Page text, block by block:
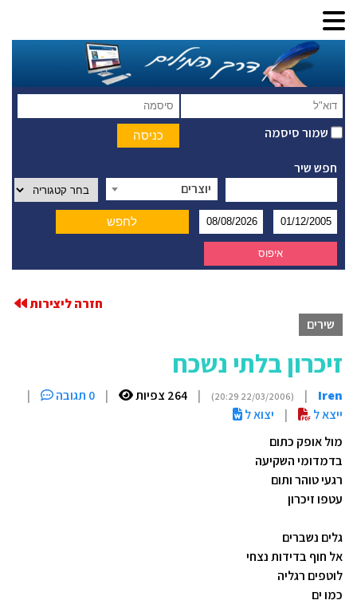
שמור סיסמה
חפש שיר
יוצרים
חזרה ליצירות
שירים
זיכרון בלתי נשכח
Iren
|
(22/03/2006 20:29)
| 264 צפיות | 0 תגובה
|
ייצא ל
|
יצוא ל
מול אופק כתום
בדמדומי השקיעה
רגעי טוהר ותום
עטפו זיכרון
גלים נשברים
אל חוף בדידות נצחי
לוטפים רגליה
כמו ים